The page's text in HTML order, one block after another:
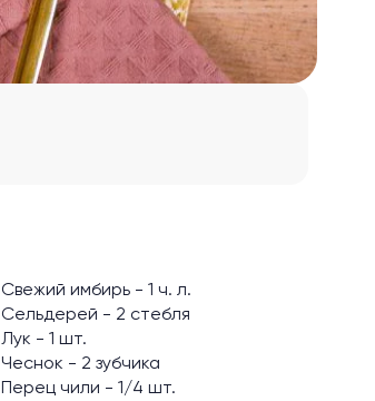
Свежий имбирь - 1 ч. л.
Сельдерей - 2 стебля
Лук - 1 шт.
Чеснок - 2 зубчика
Перец чили - 1/4 шт.